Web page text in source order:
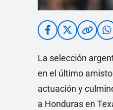
La selección
en el último
actuación y
a Honduras en